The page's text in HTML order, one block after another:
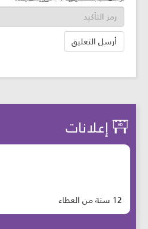
إعلانات
12 سنة من العطاء